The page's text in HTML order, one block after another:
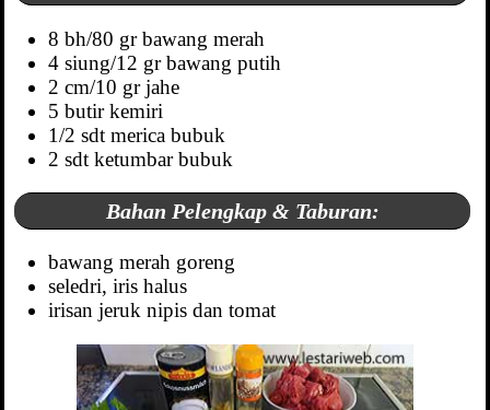
8 bh/80 gr bawang merah
4 siung/12 gr bawang putih
2 cm/10 gr jahe
5 butir kemiri
1/2 sdt merica bubuk
2 sdt ketumbar bubuk
Bahan Pelengkap & Taburan:
bawang merah goreng
seledri, iris halus
irisan jeruk nipis dan tomat